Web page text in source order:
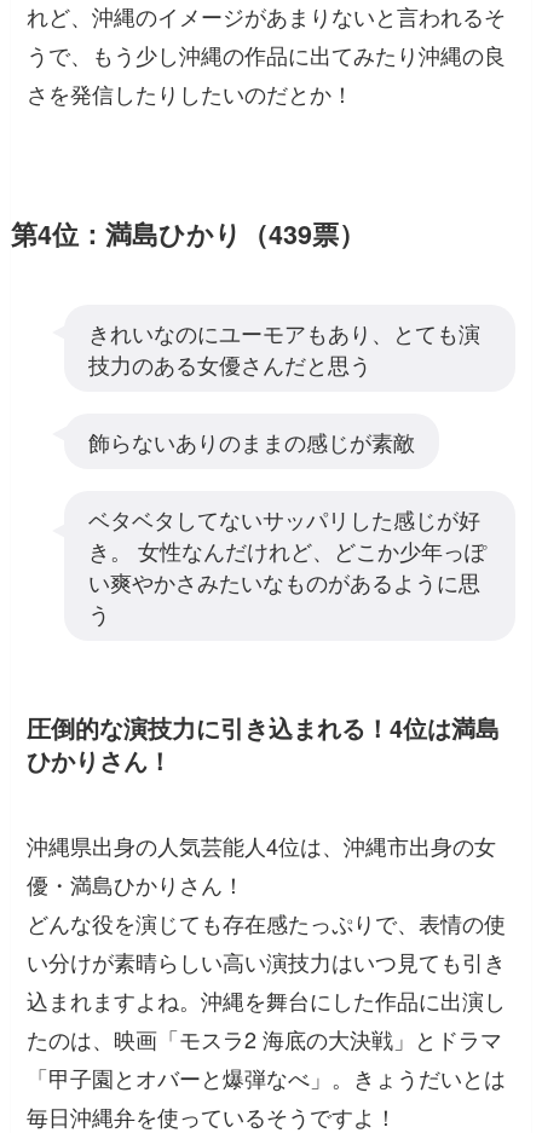
れど、沖縄のイメージがあまりないと言われるそ
うで、もう少し沖縄の作品に出てみたり沖縄の良
さを発信したりしたいのだとか！
第4位：満島ひかり（439票）
きれいなのにユーモアもあり、とても演
技力のある女優さんだと思う
飾らないありのままの感じが素敵
ベタベタしてないサッパリした感じが好
き。 女性なんだけれど、どこか少年っぽ
い爽やかさみたいなものがあるように思
う
圧倒的な演技力に引き込まれる！4位は満島
ひかりさん！
沖縄県出身の人気芸能人4位は、沖縄市出身の女
優・満島ひかりさん！
どんな役を演じても存在感たっぷりで、表情の使
い分けが素晴らしい高い演技力はいつ見ても引き
込まれますよね。沖縄を舞台にした作品に出演し
たのは、映画「モスラ2 海底の大決戦」とドラマ
「甲子園とオバーと爆弾なべ」。きょうだいとは
毎日沖縄弁を使っているそうですよ！